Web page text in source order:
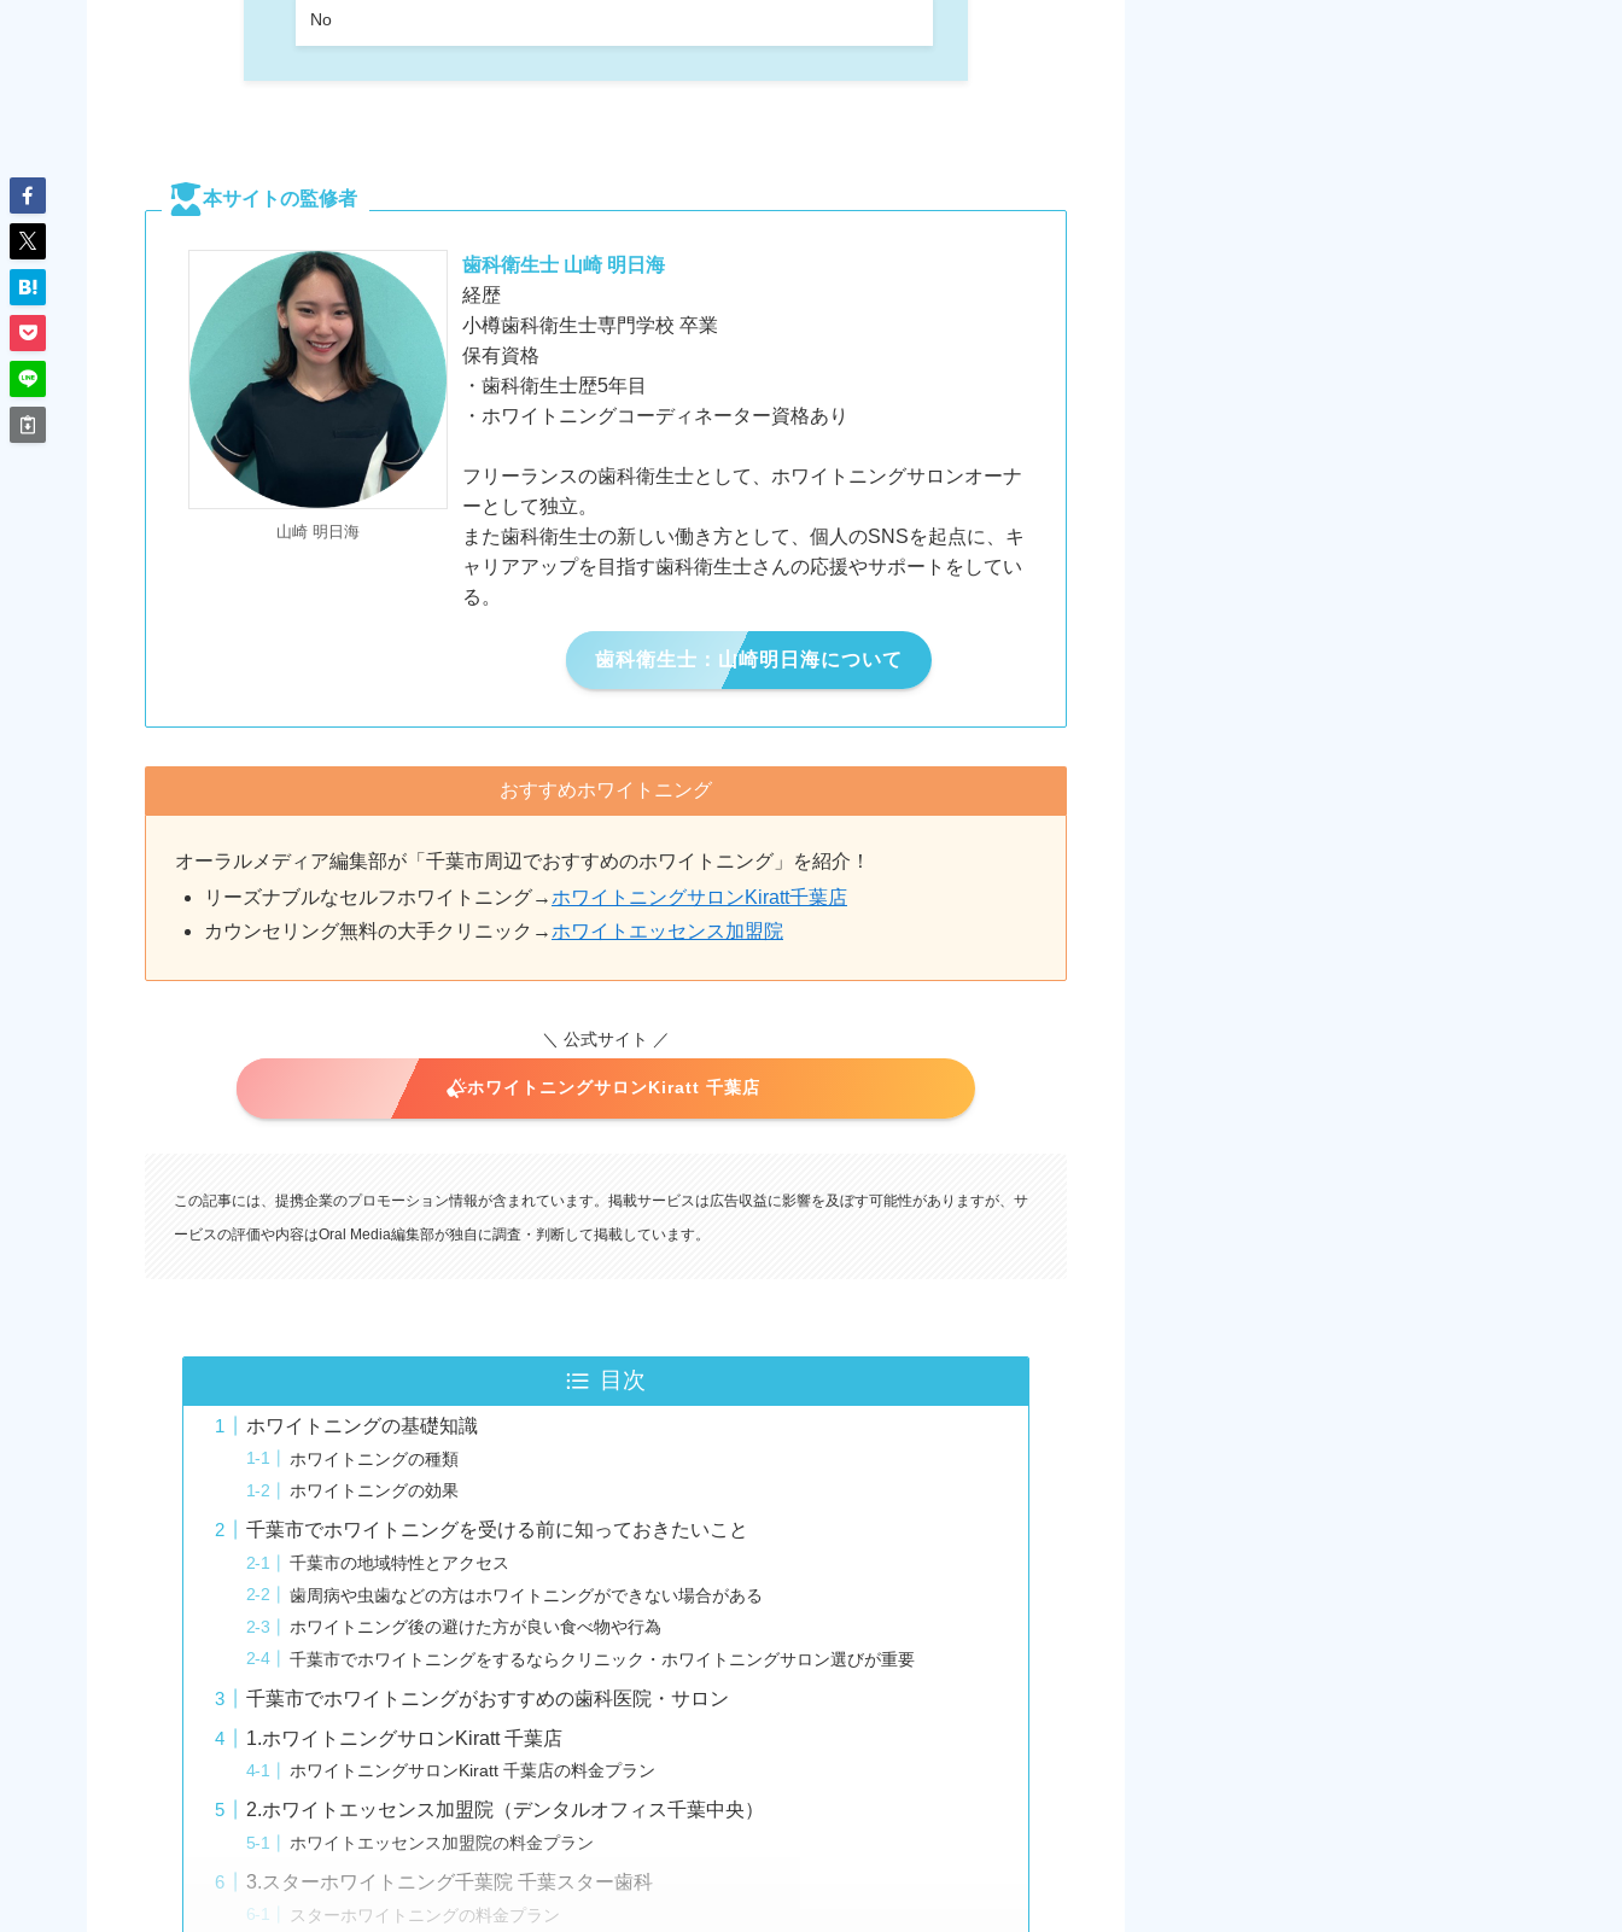
No
本サイトの監修者
山崎 明日海
歯科衛生士 山崎 明日海
経歴
小樽歯科衛生士専門学校 卒業
保有資格
・歯科衛生士歴5年目
・ホワイトニングコーディネーター資格あり
フリーランスの歯科衛生士として、ホワイトニングサロンオーナ
ーとして独立。
また歯科衛生士の新しい働き方として、個人のSNSを起点に、キ
ャリアアップを目指す歯科衛生士さんの応援やサポートをしてい
る。
歯科衛生士：山崎明日海について
おすすめホワイトニング
オーラルメディア編集部が「千葉市周辺でおすすめのホワイトニング」を紹介！
リーズナブルなセルフホワイトニング→ ホワイトニングサロンKiratt千葉店
カウンセリング無料の大手クリニック→ ホワイトエッセンス加盟院
＼ 公式サイト ／
ホワイトニングサロンKiratt 千葉店
この記事には、提携企業のプロモーション情報が含まれています。掲載サービスは広告収益に影響を及ぼす可能性がありますが、サ
ービスの評価や内容はOral Media編集部が独自に調査・判断して掲載しています。
目次
ホワイトニングの基礎知識
ホワイトニングの種類
ホワイトニングの効果
千葉市でホワイトニングを受ける前に知っておきたいこと
千葉市の地域特性とアクセス
歯周病や虫歯などの方はホワイトニングができない場合がある
ホワイトニング後の避けた方が良い食べ物や行為
千葉市でホワイトニングをするならクリニック・ホワイトニングサロン選びが重要
千葉市でホワイトニングがおすすめの歯科医院・サロン
1.ホワイトニングサロンKiratt 千葉店
ホワイトニングサロンKiratt 千葉店の料金プラン
2.ホワイトエッセンス加盟院（デンタルオフィス千葉中央）
ホワイトエッセンス加盟院の料金プラン
3.スターホワイトニング千葉院 千葉スター歯科
スターホワイトニングの料金プラン